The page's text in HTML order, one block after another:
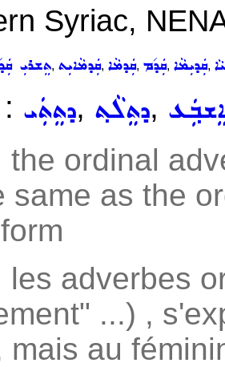
Syriac,
ܬܸܫܪܝܼ, ܩܲܕܡܵܐܝܼܬ, ܩܲܕܡܵܐ, ܩܲܕ݇ܡ, ܩܲܕܝܼܡܵܐ,
ܕܬܸܬܲܝ, ܕܬܸܠܵܬ݂,
the ordinal
same as the
les adverbes
...) ,
mais au